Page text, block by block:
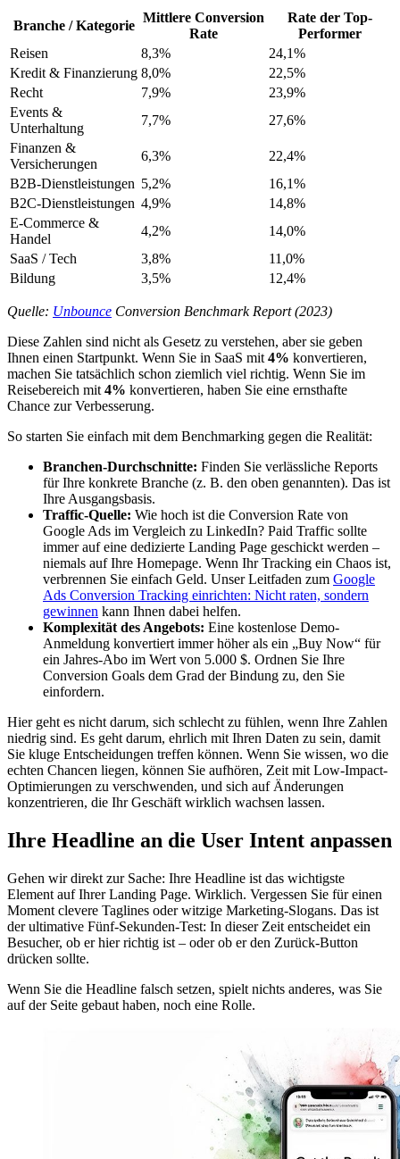
Branche / Kategorie
Mittlere Conversion
Rate
Rate der Top-
Performer
Reisen
8,3%
24,1%
Kredit & Finanzierung 8,0%
22,5%
Recht
7,9%
23,9%
Events &
Unterhaltung
7,7%
27,6%
Finanzen &
Versicherungen
6,3%
22,4%
B2B-Dienstleistungen 5,2%
16,1%
B2C-Dienstleistungen 4,9%
14,8%
E-Commerce &
Handel
4,2%
14,0%
SaaS / Tech
3,8%
11,0%
Bildung
3,5% 12,4%
Quelle: Unbounce Conversion Benchmark Report (2023)
Diese Zahlen sind nicht als Gesetz zu verstehen, aber sie geben
Ihnen einen Startpunkt. Wenn Sie in SaaS mit 4% konvertieren,
machen Sie tatsächlich schon ziemlich viel richtig. Wenn Sie im
Reisebereich mit 4% konvertieren, haben Sie eine ernsthafte
Chance zur Verbesserung.
So starten Sie einfach mit dem Benchmarking gegen die Realität:
Branchen-Durchschnitte: Finden Sie verlässliche Reports
für Ihre konkrete Branche (z. B. den oben genannten). Das ist
Ihre Ausgangsbasis.
Traffic-Quelle: Wie hoch ist die Conversion Rate von
Google Ads im Vergleich zu LinkedIn? Paid Traffic sollte
immer auf eine dedizierte Landing Page geschickt werden –
niemals auf Ihre Homepage. Wenn Ihr Tracking ein Chaos ist,
verbrennen Sie einfach Geld. Unser Leitfaden zum Google
Ads Conversion Tracking einrichten: Nicht raten, sondern
gewinnen kann Ihnen dabei helfen.
Komplexität des Angebots: Eine kostenlose Demo-
Anmeldung konvertiert immer höher als ein „Buy Now“ für
ein Jahres-Abo im Wert von 5.000 $. Ordnen Sie Ihre
Conversion Goals dem Grad der Bindung zu, den Sie
einfordern.
Hier geht es nicht darum, sich schlecht zu fühlen, wenn Ihre Zahlen
niedrig sind. Es geht darum, ehrlich mit Ihren Daten zu sein, damit
Sie kluge Entscheidungen treffen können. Wenn Sie wissen, wo die
echten Chancen liegen, können Sie aufhören, Zeit mit Low-Impact-
Optimierungen zu verschwenden, und sich auf Änderungen
konzentrieren, die Ihr Geschäft wirklich wachsen lassen.
Ihre Headline an die User Intent anpassen
Gehen wir direkt zur Sache: Ihre Headline ist das wichtigste
Element auf Ihrer Landing Page. Wirklich. Vergessen Sie für einen
Moment clevere Taglines oder witzige Marketing-Slogans. Das ist
der ultimative Fünf-Sekunden-Test: In dieser Zeit entscheidet ein
Besucher, ob er hier richtig ist – oder ob er den Zurück-Button
drücken sollte.
Wenn Sie die Headline falsch setzen, spielt nichts anderes, was Sie
auf der Seite gebaut haben, noch eine Rolle.